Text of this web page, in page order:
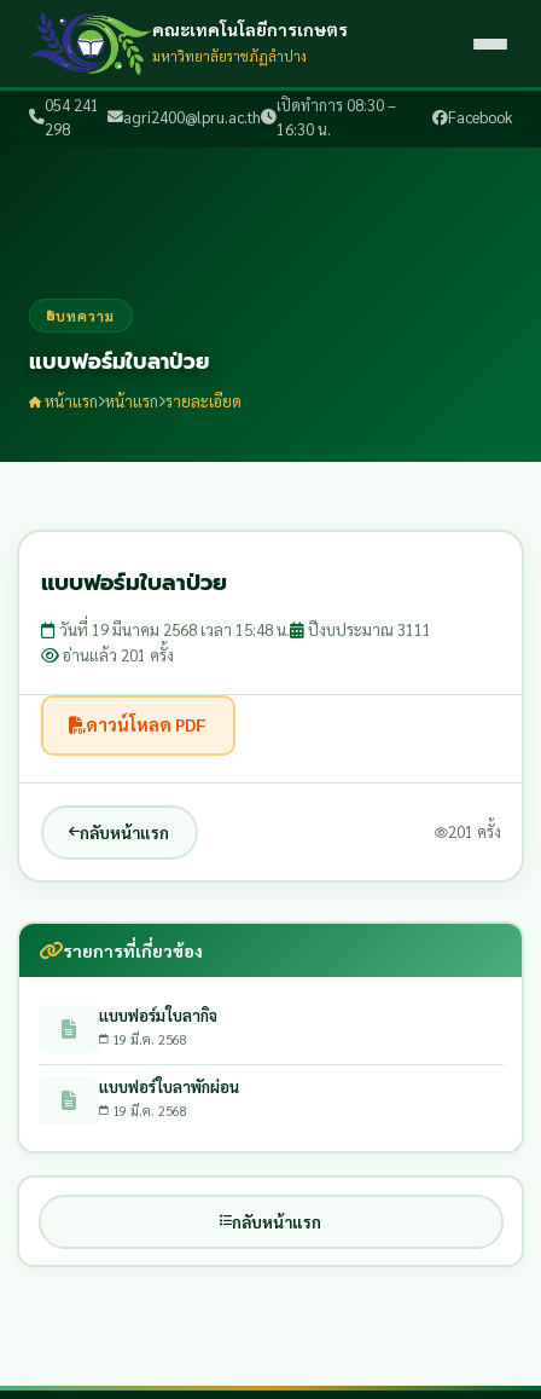
054 241
298
agri2400@lpru.ac.th
เปิดทำการ 08:30 –
16:30 น.
Facebook
คณะเทคโนโลยีการเกษตร
มหาวิทยาลัยราชภัฏลำปาง
บทความ
แบบฟอร์มใบลาป่วย
หน้าแรก หน้าแรก รายละเอียด
แบบฟอร์มใบลาป่วย
วันที่ 19 มีนาคม 2568 เวลา 15:48 น.
ปีงบประมาณ 3111
อ่านแล้ว 201 ครั้ง
ดาวน์โหลด PDF
กลับหน้าแรก 201 ครั้ง
รายการที่เกี่ยวข้อง
แบบฟอร์มใบลากิจ
19 มี.ค. 2568
แบบฟอร์ใบลาพักผ่อน
19 มี.ค. 2568
กลับหน้าแรก